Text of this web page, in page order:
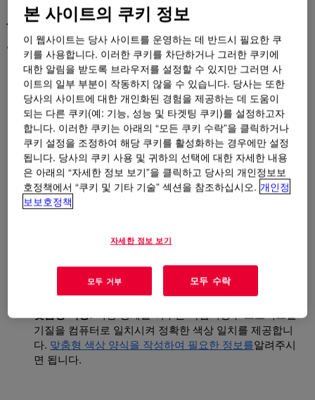
시간, 품질 또는 설치 용이성을
희생하지 않고 필요한 색상을
더 많이 사용할 수 있습니다
기질에 맞는 적절한 색상을 찾고 작업을 계속 진행하는 데 필요
한 빠른 납품을 받으십시오.
Dow Color It Right 실란트 프로그램을 사용하면 실리콘 구조용
실란트에 대한 더 넓은 색상 선택을 얻을 수 있습니다. 이 세 가
지 수준의 선택 영역을 사용하면 항상 올바른 색상을 지정할 수
있습니다.
표준 색상:
빠른 처리 시간을 특징으로 하는 확장된 카
제공합니다. (일부 색상은 리드 타임이 길어지고 최소 주문
량이 커질 수 있습니다. 자세한 내용은 대리점에 문의하십
시오.)
맞춤형 색상:
기질을 컴퓨터로 일치시켜 정확한 색상 일치를 제공합니
다. 맞춤형 색상 양식을 작성하여 필요한 정보를알려주시
면 됩니다.
본 사이트의 쿠키 정보
이 웹사이트는 당사 사이트를 운영하는 데 반드시 필요한 쿠
키를 사용합니다. 이러한 쿠키를 차단하거나 그러한 쿠키에
대한 알림을 받도록 브라우저를 설정할 수 있지만 그러면 사
이트의 일부 부분이 작동하지 않을 수 있습니다. 당사는 또한
당사의 사이트에 대한 개인화된 경험을 제공하는 데 도움이
되는 다른 쿠키(예: 기능, 성능 및 타겟팅 쿠키)를 설정하고자
합니다. 이러한 쿠키는 아래의 “모든 쿠키 수락”을 클릭하거나
쿠키 설정을 조정하여 해당 쿠키를 활성화하는 경우에만 설정
됩니다. 당사의 쿠키 사용 및 귀하의 선택에 대한 자세한 내용
은 아래의 “자세한 정보 보기”을 클릭하고 당사의 개인정보보
호정책에서 “쿠키 및 기타 기술” 섹션을 참조하십시오. 개인정
보보호정책
자세한 정보 보기
모두 거부 모두 수락